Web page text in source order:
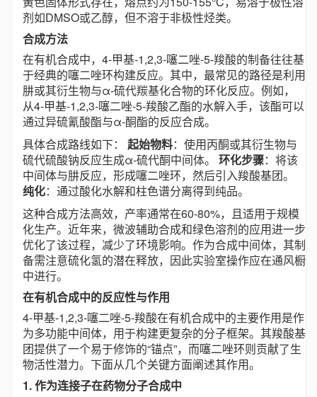
剂如DMSO或乙醇，但不溶于非极性烃类。
合成方法
在有机合成中，4-甲基-1,2,3-噻二唑-5-羧酸的制备往往基
于经典的噻二唑环构建反应。其中，最常见的路径是利用
肼或其衍生物与α-硫代羰基化合物的环化反应。例如，
从4-甲基-1,2,3-噻二唑-5-羧酸乙酯的水解入手，该酯可以
通过异硫氰酸酯与α-酮酯的反应合成。
具体合成路线如下： 起始物料：使用丙酮或其衍生物与
硫代硫酸钠反应生成α-硫代酮中间体。 环化步骤：将该
中间体与肼反应，形成噻二唑环，然后引入羧酸基团。
纯化：通过酸化水解和柱色谱分离得到纯品。
这种合成方法高效，产率通常在60-80%，且适用于规模
化生产。近年来，微波辅助合成和绿色溶剂的应用进一步
优化了该过程，减少了环境影响。作为合成中间体，其制
备需注意硫化氢的潜在释放，因此实验室操作应在通风橱
中进行。
在有机合成中的反应性与作用
4-甲基-1,2,3-噻二唑-5-羧酸在有机合成中的主要作用是作
为多功能中间体，用于构建更复杂的分子框架。其羧酸基
团提供了一个易于修饰的“锚点”，而噻二唑环则贡献了生
物活性潜力。下面从几个关键方面阐述其作用。
1. 作为连接子在药物分子合成中